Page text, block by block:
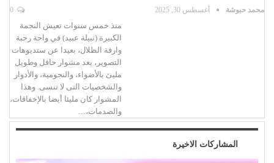
محمد حبوشة أغسطس 30, 2025
منذ خمس سنوات تعيش النجمة
الكبيرة (نبيلة عبيد) في واحة رحبة
وارفة الظلال، بعيدا عن ستديوهات
التصوير، بعد مشوار حافل وطويل
مليئ بالأضواء، والنجومية، والأدوار
والشخصيات التى لا تنسى. وهذا
المشوار كان مليئا أيضا بالإخفاقات،
والصدمات،…
المشاركات الاخيرة